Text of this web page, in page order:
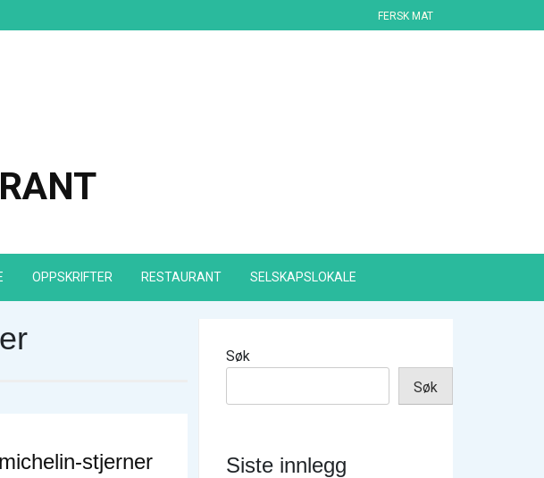
FERSK MAT
OPPSKRIFTER RESTAURANT SELSKAPSLOKALE
stjerner
Søk
Søk
Siste innlegg